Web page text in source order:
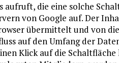
aufruft, die eine solche
von Google auf. Der
übermittelt und von
auf den Umfang der
Klick auf die Schaltfläche